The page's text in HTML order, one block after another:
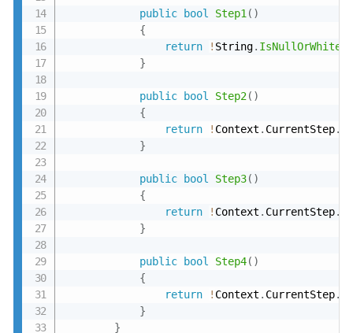
public bool Step1 ( )
{
return
! String.
}
public bool Step2( )
{
return
! Context . CurrentStep.
}
public bool Step3( )
{
return
! Context . CurrentStep.
}
public bool Step4( )
{
return
! Context . CurrentStep.
}
}